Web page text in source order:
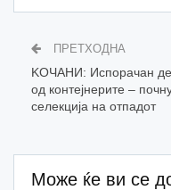
ПРЕТХОДНА
KOЧАНИ: Испорачан
од контејнерите –
селекција на отпадот
Може ќе ви се